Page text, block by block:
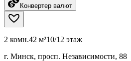
Конвертер валют
2 комн.42 м²10/12 этаж
г. Минск, просп. Независимости, 88